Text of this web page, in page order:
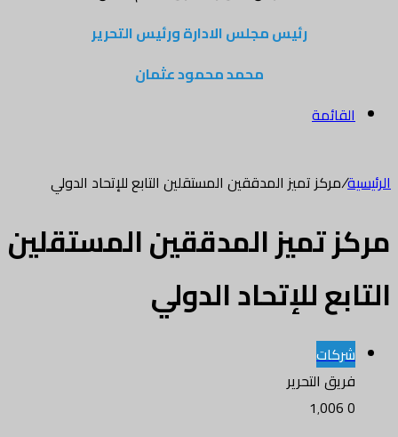
رئيس مجلس الادارة ورئيس التحرير
محمد محمود عثمان
القائمة
الرئيسية/مركز تميز المدققين المستقلين التابع للإتحاد الدولي
مركز تميز المدققين المستقلين
التابع للإتحاد الدولي
شركات
فريق التحرير
0